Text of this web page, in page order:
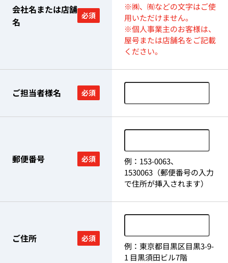
会社名または店舗
名
必須
※㈱、㈲などの文字はご使
用いただけません。
※個人事業主のお客様は、
屋号または店舗名をご記載
ください。
ご担当者様名 必須
郵便番号 必須
例：153-0063、
1530063（郵便番号の入力
で住所が挿入されます）
ご住所 必須
例：東京都目黒区目黒3-9-
1 目黒須田ビル7階